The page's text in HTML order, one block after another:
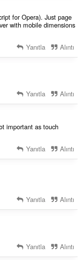
for Opera). Just page
with mobile dimensions
Yanıtla Alıntı
Yanıtla Alıntı
important as touch
Yanıtla Alıntı
Yanıtla Alıntı
Yanıtla Alıntı